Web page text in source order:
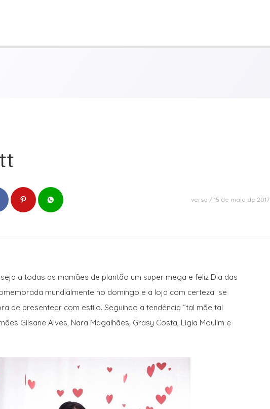
versa 15 de maio de 2017
a todas as mamães de plantão um super mega e feliz Dia das
mundialmente no domingo e a loja com certeza se
de presentear com estilo. Seguindo a tendência “tal mãe tal
Gilsane Alves, Nara Magalhães, Grasy Costa, Ligia Moulim e